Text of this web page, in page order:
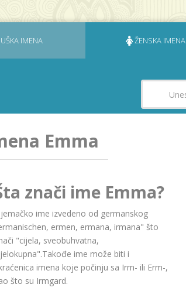
IMENA ŽENSKA IMENA
Emma
znači ime Emma?
ime izvedeno od germanskog
ermen, ermana, irmana" što
"cijela, sveobuhvatna,
ime može biti i
imena koje počinju sa Irm- ili Erm-,
što su Irmgard.